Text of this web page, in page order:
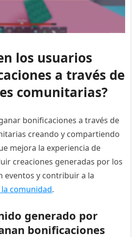
los usuarios
a través de
comunitarias?
bonificaciones a través de
creando y compartiendo
mejora la experiencia de
creaciones generadas por los
eventos y contribuir a la
la comunidad.
generado por
bonificaciones